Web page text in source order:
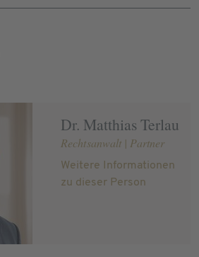
Dr. Matthias Terlau
Rechtsanwalt | Partner
Weitere Informationen
zu dieser Person